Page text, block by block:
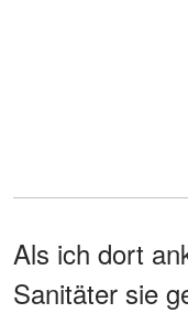
Als ich dort
Sanitäter sie